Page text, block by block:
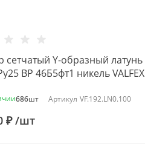
сетчатый Y-образный латунь
ВР 46Б5фт1 никель VALFEX
686шт Артикул VF.192.LN0.100
₽/шт